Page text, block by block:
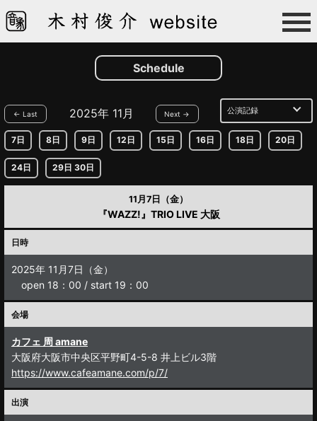
Schedule
← Last 2025年 11月 Next →
7日 8日 9日 12日 15日 16日 18日 20日
24日 29日 30日
11月7日（金）
『WAZZ!』TRIO LIVE 大阪
日時
2025年 11月7日（金）
open 18：00 / start 19：00
会場
カフェ 周 amane
大阪府大阪市中央区平野町4-5-8 井上ビル3階
https://www.cafeamane.com/p/7/
出演